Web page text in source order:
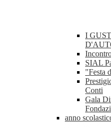
I
SIAL
"Festa
Conti
Gala
anno